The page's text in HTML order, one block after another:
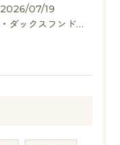
2026/07/19
M・ダックスフンド、ヨークシャーテリア、ペキニーズ、ポメラニアン